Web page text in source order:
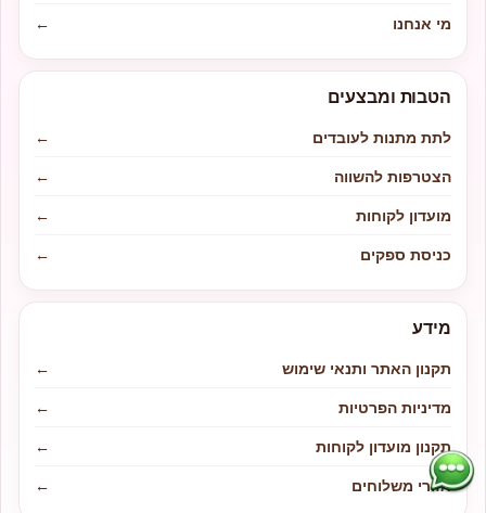
מי אנחנו
←
הטבות ומבצעים
לתת מתנות לעובדים
←
הצטרפות להשווה
←
מועדון לקוחות
←
כניסת ספקים
←
מידע
תקנון האתר ותנאי שימוש
←
מדיניות הפרטיות
←
תקנון מועדון לקוחות
←
אזורי משלוחים
←